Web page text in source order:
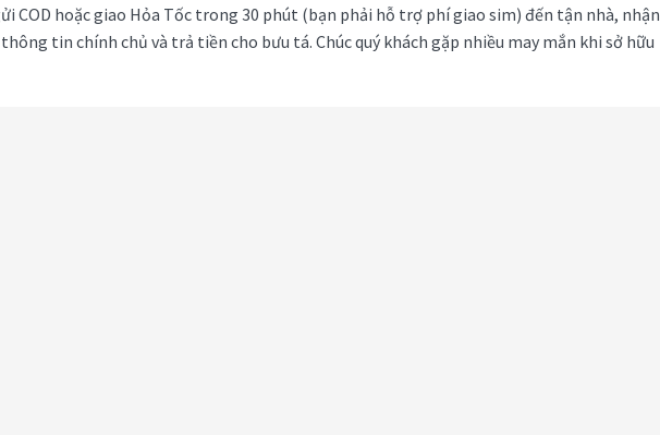
COD hoặc giao Hỏa Tốc trong 30 phút (bạn phải hỗ trợ phí giao sim) đến tận nhà, nhận
tin chính chủ và trả tiền cho bưu tá. Chúc quý khách gặp nhiều may mắn khi sở hữu